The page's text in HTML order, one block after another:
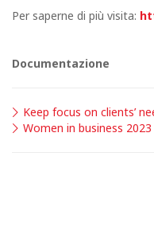
Per saperne di più visita:
Documentazione
Keep focus on clients’
Women in business 2023